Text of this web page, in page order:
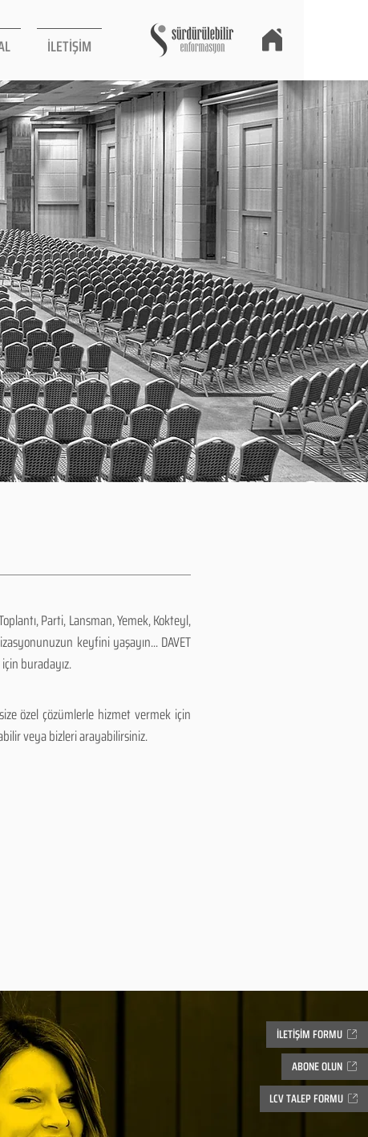
İLETİŞİM
ABONE OLUN
LCV TALEP FORMU
İLETİŞİM FORMU
Parti, Lansman, Yemek, Kokteyl,
keyfini yaşayın... DAVET
buradayız.
özel çözümlerle hizmet vermek için
veya bizleri arayabilirsiniz.